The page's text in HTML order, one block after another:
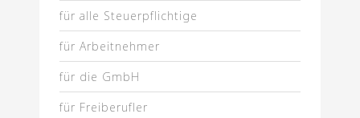
für alle Steuerpflichtige
für Arbeitnehmer
für die GmbH
für Freiberufler